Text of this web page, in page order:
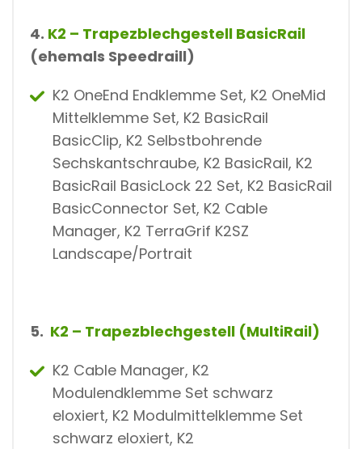
4. K2 – Trapezblechgestell BasicRail
(ehemals Speedraill)
K2 OneEnd Endklemme Set, K2 OneMid
Mittelklemme Set, K2 BasicRail
BasicClip, K2 Selbstbohrende
Sechskantschraube, K2 BasicRail, K2
BasicRail BasicLock 22 Set, K2 BasicRail
BasicConnector Set, K2 Cable
Manager, K2 TerraGrif K2SZ
Landscape/Portrait
5. K2 – Trapezblechgestell (MultiRail)
K2 Cable Manager, K2
Modulendklemme Set schwarz
eloxiert, K2 Modulmittelklemme Set
schwarz eloxiert, K2